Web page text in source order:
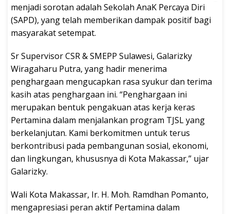
menjadi sorotan adalah Sekolah AnaK Percaya Diri
(SAPD), yang telah memberikan dampak positif bagi
masyarakat setempat.
Sr Supervisor CSR & SMEPP Sulawesi, Galarizky
Wiragaharu Putra, yang hadir menerima
penghargaan mengucapkan rasa syukur dan terima
kasih atas penghargaan ini. “Penghargaan ini
merupakan bentuk pengakuan atas kerja keras
Pertamina dalam menjalankan program TJSL yang
berkelanjutan. Kami berkomitmen untuk terus
berkontribusi pada pembangunan sosial, ekonomi,
dan lingkungan, khususnya di Kota Makassar,” ujar
Galarizky.
Wali Kota Makassar, Ir. H. Moh. Ramdhan Pomanto,
mengapresiasi peran aktif Pertamina dalam